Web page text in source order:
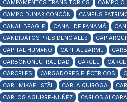
CAMPAMENTOS TRANSITORIOS
CAMPO
CAMPO DUNAR CONCÓN
CAMPUS
CANAL BEAGLE
CANAL DE PANAMÁ
CANDIDATOS PRESIDENCIALES
CAP
CAPITAL HUMANO
CAPITALIZARME
CARBONONEUTRALIDAD
CÁRCEL
CÁRCELES
CARGADORES ELÉCTRICOS
CARL MIKAEL STÅL
CARLA QUIROGA
CARLOS AGUIRRE-NUÑEZ
CARLOS